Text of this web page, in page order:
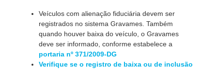
Veículos com alienação fiduciária devem ser
registrados no sistema Gravames. Também
quando houver baixa do veículo, o Gravames
deve ser informado, conforme estabelece a
portaria nº 371/2009-DG
Verifique se o registro de baixa ou de inclusão